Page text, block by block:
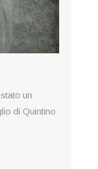
un
di Quintino